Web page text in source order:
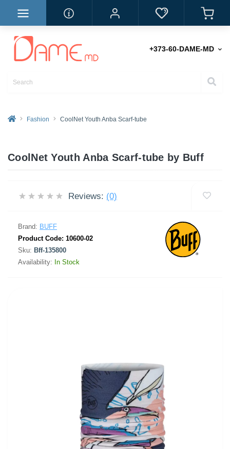
+373-60-DAME-MD
Fashion CoolNet Youth Anba Scarf-tube
CoolNet Youth Anba Scarf-tube by Buff
Reviews: (0)
Brand: BUFF
Product Code: 10600-02
Sku: Bff-135800
Availability: In Stock